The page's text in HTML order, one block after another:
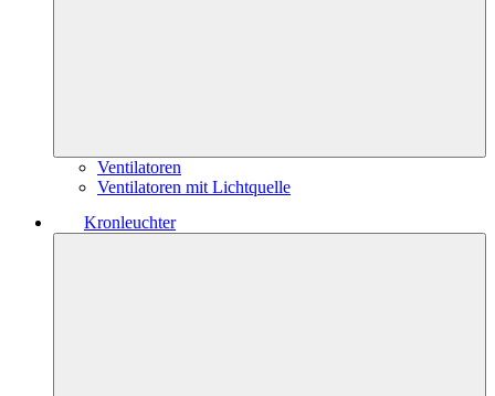
Ventilatoren
Ventilatoren mit Lichtquelle
Kronleuchter